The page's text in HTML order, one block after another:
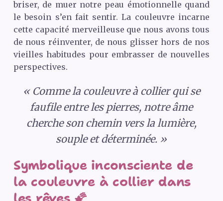
briser, de muer notre peau émotionnelle quand
le besoin s’en fait sentir. La couleuvre incarne
cette capacité merveilleuse que nous avons tous
de nous réinventer, de nous glisser hors de nos
vieilles habitudes pour embrasser de nouvelles
perspectives.
« Comme la couleuvre à collier qui se
faufile entre les pierres, notre âme
cherche son chemin vers la lumière,
souple et déterminée. »
Symbolique inconsciente de
la couleuvre à collier dans